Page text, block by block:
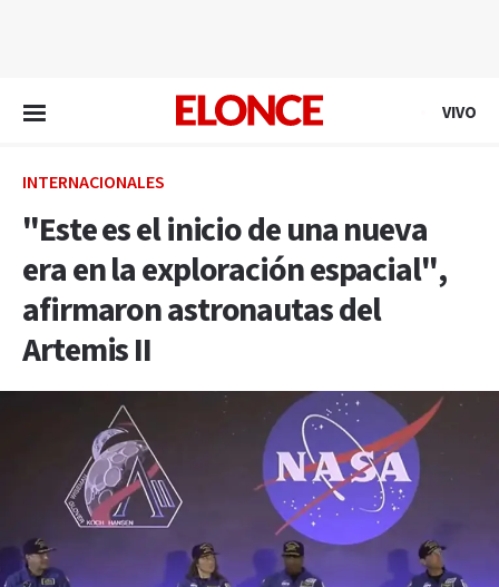
VIVO
INTERNACIONALES
"Este es el inicio de una nueva
era en la exploración espacial",
afirmaron astronautas del
Artemis II